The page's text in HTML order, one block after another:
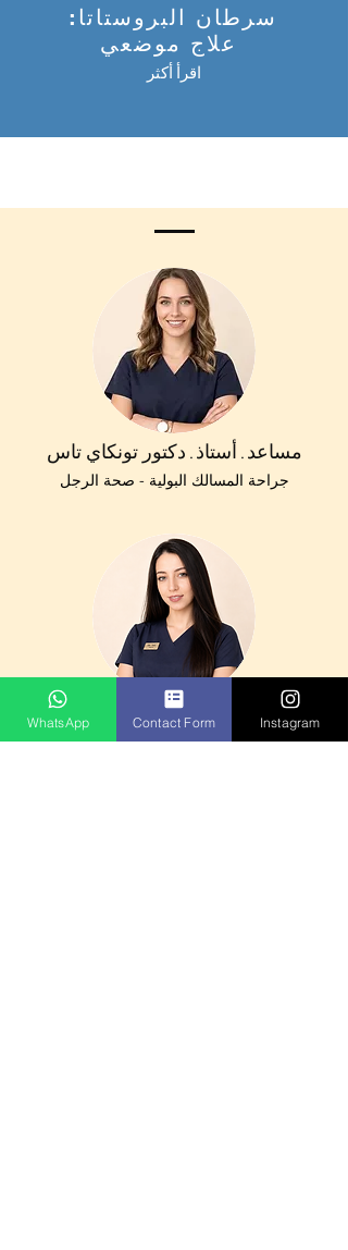
سرطان البروستاتا:
اقرأ أكثر
مساعد. أستاذ. دكتور تونكاي تاس
جراحة المسالك البولية - صحة الرجل
د. مليكان سيزجيتش
الجراحة التجميلية والترميمية
WhatsApp Contact Form Instagram